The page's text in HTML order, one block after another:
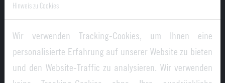
Der Bundespräsident zu Besuch beim Medical
Hinweis zu Cookies
Wir verwenden Tracking-Cookies, um Ihnen eine
personalisierte Erfahrung auf unserer Website zu bieten
und den Website-Traffic zu analysieren. Wir verwenden